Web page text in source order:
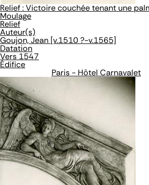
Relief : Victoire couchée tenant une
Moulage
Relief
Auteur(s)
Goujon, Jean [v.1510 ?-v.1565]
Datation
Vers 1547
Édifice
Paris - Hôtel Carnavalet